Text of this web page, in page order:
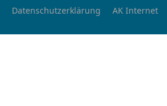
Datenschutzerklärung AK Internet